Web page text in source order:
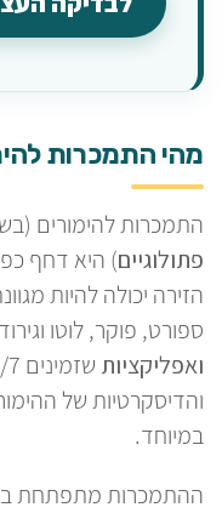
מהי התמכרות
התמכרות להימורים
פתולוגיים) היא דחף
הזירה יכולה להיות
ספורט, פוקר, לוטו
ואפליקציות
והדיסקרטיות של
במיוחד.
ההתמכרות מתפתחת